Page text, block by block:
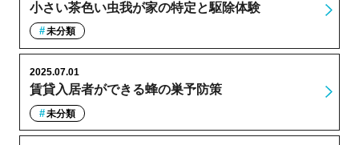
小さい茶色い虫我が家の特定と駆除体験
未分類
賃貸入居者ができる蜂の巣予防策
2025.07.01
未分類